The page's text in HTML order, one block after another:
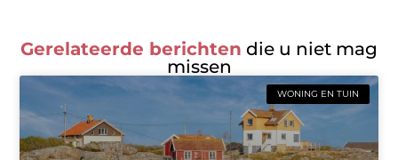
Gerelateerde berichten die u niet mag
missen
WONING EN TUIN